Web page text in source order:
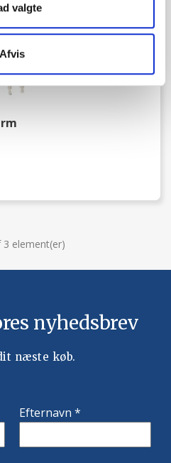
valgte
Afvis
3 element(er)